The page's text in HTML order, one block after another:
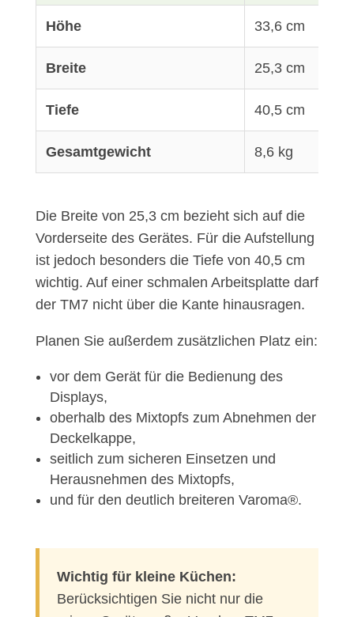
Höhe 33,6 cm
Breite 25,3 cm
Tiefe 40,5 cm
Gesamtgewicht 8,6 kg
Die Breite von 25,3 cm bezieht sich auf die
Vorderseite des Gerätes. Für die Aufstellung
ist jedoch besonders die Tiefe von 40,5 cm
wichtig. Auf einer schmalen Arbeitsplatte darf
der TM7 nicht über die Kante hinausragen.
Planen Sie außerdem zusätzlichen Platz ein:
vor dem Gerät für die Bedienung des
Displays,
oberhalb des Mixtopfs zum Abnehmen der
Deckelkappe,
seitlich zum sicheren Einsetzen und
Herausnehmen des Mixtopfs,
und für den deutlich breiteren Varoma®.
Wichtig für kleine Küchen:
Berücksichtigen Sie nicht nur die